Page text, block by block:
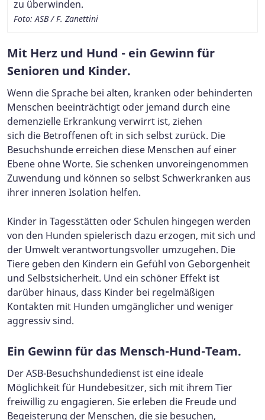
zu überwinden.
Foto: ASB / F. Zanettini
Mit Herz und Hund - ein Gewinn für
Senioren und Kinder.
Wenn die Sprache bei alten, kranken oder behinderten
Menschen beeinträchtigt oder jemand durch eine
demenzielle Erkrankung verwirrt ist, ziehen
sich die Betroffenen oft in sich selbst zurück. Die
Besuchshunde erreichen diese Menschen auf einer
Ebene ohne Worte. Sie schenken unvoreingenommen
Zuwendung und können so selbst Schwerkranken aus
ihrer inneren Isolation helfen.
Kinder in Tagesstätten oder Schulen hingegen werden
von den Hunden spielerisch dazu erzogen, mit sich und
der Umwelt verantwortungsvoller umzugehen. Die
Tiere geben den Kindern ein Gefühl von Geborgenheit
und Selbstsicherheit. Und ein schöner Effekt ist
darüber hinaus, dass Kinder bei regelmäßigen
Kontakten mit Hunden umgänglicher und weniger
aggressiv sind.
Ein Gewinn für das Mensch-Hund-Team.
Der ASB-Besuchshundedienst ist eine ideale
Möglichkeit für Hundebesitzer, sich mit ihrem Tier
freiwillig zu engagieren. Sie erleben die Freude und
Begeisterung der Menschen, die sie besuchen,